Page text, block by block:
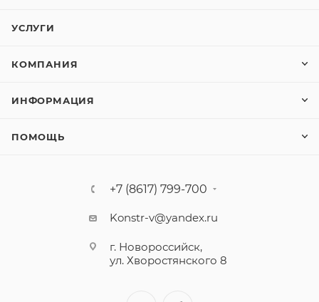
УСЛУГИ
КОМПАНИЯ
ИНФОРМАЦИЯ
ПОМОЩЬ
+7 (8617) 799-700
Konstr-v@yandex.ru
г. Новороссийск,
ул. Хворостянского 8